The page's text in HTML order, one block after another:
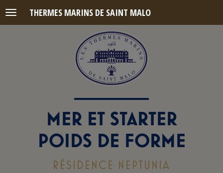
Menu THERMES MARINS DE SAINT MALO
MER ET STARTER
POIDS DE FORME
RÉSIDENCE NEPTUNIA